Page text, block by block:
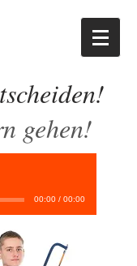
gehen!
00:00/ 00:00